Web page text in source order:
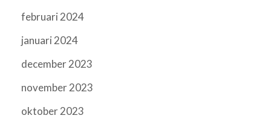
februari 2024
januari 2024
december 2023
november 2023
oktober 2023